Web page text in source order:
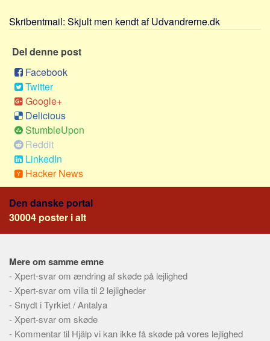
Grækenland
Alle
Nøgleord
Bolig
Job
Virksomhed
Investering
Pension og opsparing
Social sikring og sundhed
Aspekter
Køb og salg
Økonomi
Jura og regler
Skribentmail: Skjult men kendt af Udvandrerne.dk
Del denne post
Facebook
Twitter
Google+
Delicious
StumbleUpon
Reddit
LinkedIn
Hacker News
Den danske portal
30004 poster i alt
Mere om samme emne
- Xpert-svar om ændring af skøde på lejlighed
- Xpert-svar om villa til 2 lejligheder
- Snydt i Tyrkiet / Antalya
- Xpert-svar om skøde
- Kommentar til Hjälp vi kan ikke få skøde på vores lejlighed